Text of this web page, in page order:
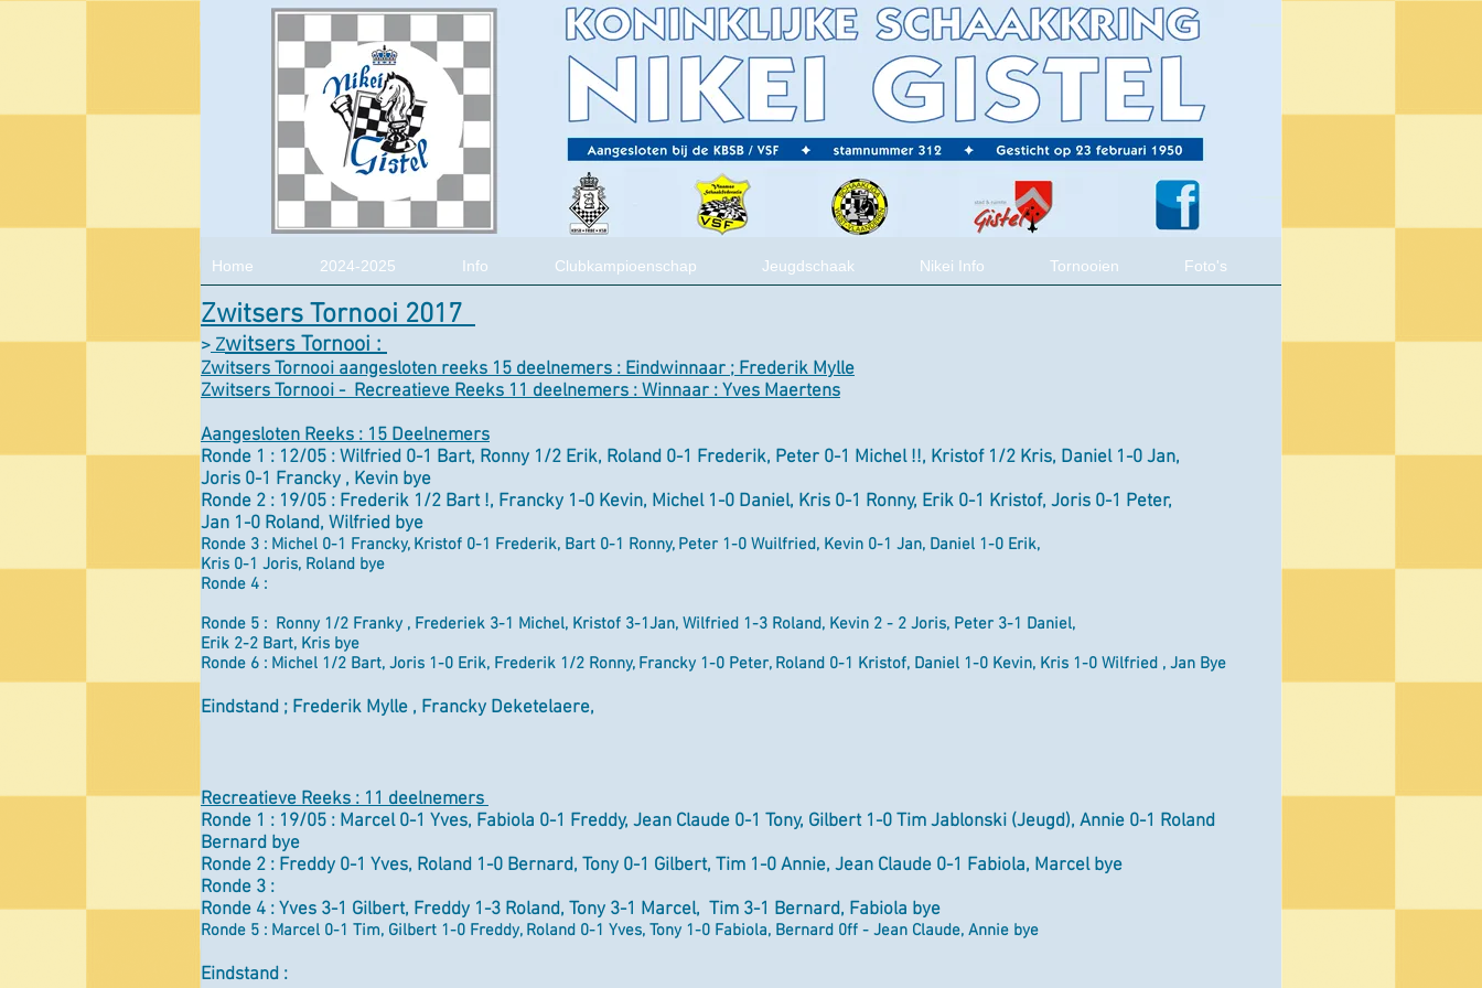
Home 2024-2025 Info Clubkampioenschap Jeugdschaak Nikei Info Tornooien Foto's
Zwitsers Tornooi 2017
>Zwitsers Tornooi :
Zwitsers Tornooi aangesloten reeks 15 deelnemers : Eindwinnaar ; Frederik Mylle
Zwitsers Tornooi - Recreatieve Reeks 11 deelnemers : Winnaar : Yves Maertens
Aangesloten Reeks : 15 Deelnemers
Ronde 1 : 12/05 : Wilfried 0-1 Bart, Ronny 1/2 Erik, Roland 0-1 Frederik, Peter 0-1 Michel !!, Kristof 1/2 Kris, Daniel 1-0 Jan,
Joris 0-1 Francky , Kevin bye
Ronde 2 : 19/05 : Frederik 1/2 Bart !, Francky 1-0 Kevin, Michel 1-0 Daniel, Kris 0-1 Ronny, Erik 0-1 Kristof, Joris 0-1 Peter,
Jan 1-0 Roland, Wilfried bye
Ronde 3 : Michel 0-1 Francky, Kristof 0-1 Frederik, Bart 0-1 Ronny, Peter 1-0 Wuilfried, Kevin 0-1 Jan, Daniel 1-0 Erik,
Kris 0-1 Joris, Roland bye
Ronde 4 :
​Ronde 5 : Ronny 1/2 Franky , Frederiek 3-1 Michel, Kristof 3-1Jan, Wilfried 1-3 Roland, Kevin 2 - 2 Joris, Peter 3-1 Daniel,
Erik 2-2 Bart, Kris bye
Ronde 6 : Michel 1/2 Bart, Joris 1-0 Erik, Frederik 1/2 Ronny, Francky 1-0 Peter, Roland 0-1 Kristof, Daniel 1-0 Kevin, Kris 1-0 Wilfried , Jan Bye
Eindstand ; Frederik Mylle , Francky Deketelaere,
Recreatieve Reeks : 11 deelnemers
Ronde 1 : 19/05 : Marcel 0-1 Yves, Fabiola 0-1 Freddy, Jean Claude 0-1 Tony, Gilbert 1-0 Tim Jablonski (Jeugd), Annie 0-1 Roland
Bernard bye
Ronde 2 : Freddy 0-1 Yves, Roland 1-0 Bernard, Tony 0-1 Gilbert, Tim 1-0 Annie, Jean Claude 0-1 Fabiola, Marcel bye
Ronde 3 :
Ronde 4 : Yves 3-1 Gilbert, Freddy 1-3 Roland, Tony 3-1 Marcel, Tim 3-1 Bernard, Fabiola bye
Ronde 5 : Marcel 0-1 Tim, Gilbert 1-0 Freddy, Roland 0-1 Yves, Tony 1-0 Fabiola, Bernard 0ff - Jean Claude, Annie bye​
Eindstand :